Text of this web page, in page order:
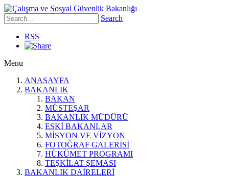
Search
RSS
Menu
ANASAYFA
BAKANLIK
BAKAN
MÜSTEŞAR
BAKANLIK MÜDÜRÜ
ESKİ BAKANLAR
MİSYON VE VİZYON
FOTOĞRAF GALERİSİ
HÜKÜMET PROGRAMI
TEŞKİLAT ŞEMASI
BAKANLIK DAİRELERİ